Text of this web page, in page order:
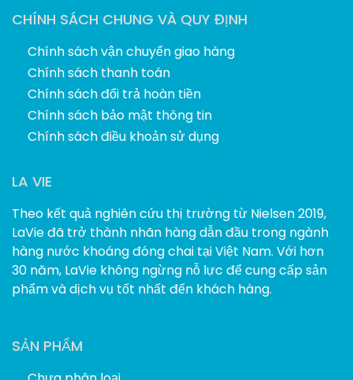
CHÍNH SÁCH CHUNG VÀ QUY ĐỊNH
Chính sách vận chuyển giao hàng
Chính sách thanh toán
Chính sách đổi trả hoàn tiền
Chính sách bảo mật thông tin
Chính sách điều khoản sử dụng
LA VIE
Theo kết quả nghiên cứu thị trường từ Nielsen 2019,
LaVie đã trở thành nhãn hàng dẫn đầu trong ngành
hàng nước khoáng đóng chai tại Việt Nam. Với hơn
30 năm, LaVie không ngừng nỗ lực để cung cấp sản
phẩm và dịch vụ tốt nhất đến khách hàng.
SẢN PHẨM